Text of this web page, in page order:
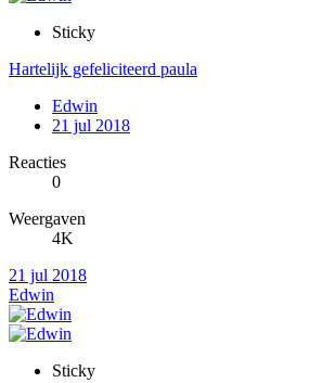
Sticky
Hartelijk gefeliciteerd paula
Edwin
21 jul 2018
Reacties
0
Weergaven
4K
21 jul 2018
Edwin
Sticky